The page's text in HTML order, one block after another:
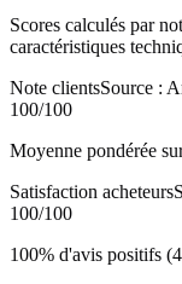
Scores calculés par
caractéristiques
Note clientsSource :
100/100
Moyenne pondérée
Satisfaction acheteurs
100/100
100% d'avis positifs